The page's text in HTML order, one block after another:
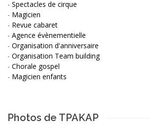
- Spectacles de cirque
- Magicien
- Revue cabaret
- Agence évènementielle
- Organisation d'anniversaire
- Organisation Team building
- Chorale gospel
- Magicien enfants
Photos de TPAKAP